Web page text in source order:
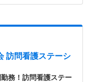
訪問看護ステーシ
務！訪問看護ステー